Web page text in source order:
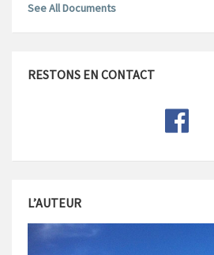
See All Documents
RESTONS EN CONTACT
L’AUTEUR